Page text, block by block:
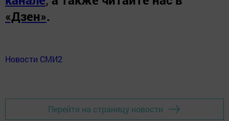
«Дзен».
Новости СМИ2
Перейти на страницу новости